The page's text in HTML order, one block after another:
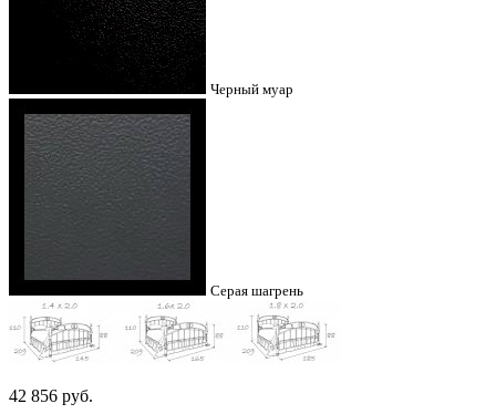
Черный муар
Серая шагрень
42 856 руб.